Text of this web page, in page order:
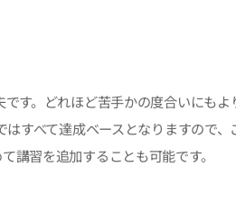
す。どれほど苦手かの度合いにも
すべて達成ベースとなりますので
講習を追加することも可能です。